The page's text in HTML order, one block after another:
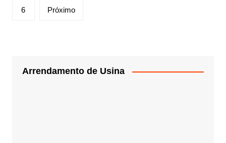
6 Próximo
Arrendamento de Usina